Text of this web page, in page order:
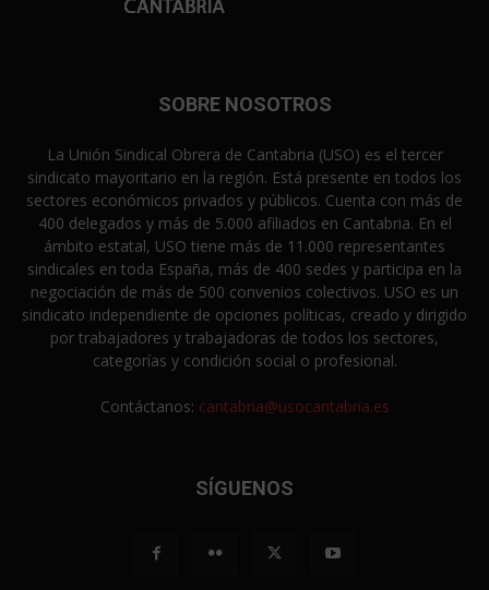
SOBRE NOSOTROS
La Unión Sindical Obrera de Cantabria (USO) es el tercer
sindicato mayoritario en la región. Está presente en todos los
sectores económicos privados y públicos. Cuenta con más de
400 delegados y más de 5.000 afiliados en Cantabria. En el
ámbito estatal, USO tiene más de 11.000 representantes
sindicales en toda España, más de 400 sedes y participa en la
negociación de más de 500 convenios colectivos. USO es un
sindicato independiente de opciones políticas, creado y dirigido
por trabajadores y trabajadoras de todos los sectores,
categorías y condición social o profesional.
Contáctanos: cantabria@usocantabria.es
SÍGUENOS